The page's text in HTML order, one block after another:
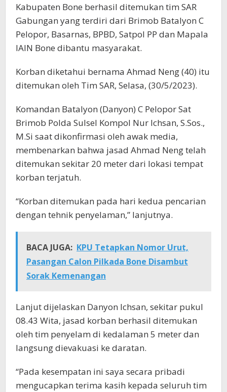
Kabupaten Bone berhasil ditemukan tim SAR
Gabungan yang terdiri dari Brimob Batalyon C
Pelopor, Basarnas, BPBD, Satpol PP dan Mapala
IAIN Bone dibantu masyarakat.
Korban diketahui bernama Ahmad Neng (40) itu
ditemukan oleh Tim SAR, Selasa, (30/5/2023).
Komandan Batalyon (Danyon) C Pelopor Sat
Brimob Polda Sulsel Kompol Nur Ichsan, S.Sos.,
M.Si saat dikonfirmasi oleh awak media,
membenarkan bahwa jasad Ahmad Neng telah
ditemukan sekitar 20 meter dari lokasi tempat
korban terjatuh.
“Korban ditemukan pada hari kedua pencarian
dengan tehnik penyelaman,” lanjutnya.
BACA JUGA: KPU Tetapkan Nomor Urut,
Pasangan Calon Pilkada Bone Disambut
Sorak Kemenangan
Lanjut dijelaskan Danyon Ichsan, sekitar pukul
08.43 Wita, jasad korban berhasil ditemukan
oleh tim penyelam di kedalaman 5 meter dan
langsung dievakuasi ke daratan.
“Pada kesempatan ini saya secara pribadi
mengucapkan terima kasih kepada seluruh tim